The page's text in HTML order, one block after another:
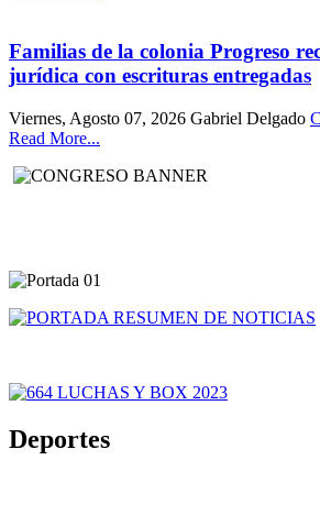
Familias de la colonia Progreso
jurídica con escrituras entregadas
Viernes, Agosto 07, 2026 Gabriel Delgado
Read More...
Deportes